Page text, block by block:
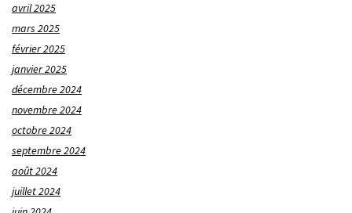
avril 2025
mars 2025
février 2025
janvier 2025
décembre 2024
novembre 2024
octobre 2024
septembre 2024
août 2024
juillet 2024